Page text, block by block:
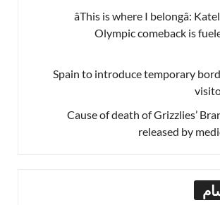
âThis is where I belongâ:
Olympic comeback is
Spain to introduce temporary
Cause of death of Grizzlies’
released by